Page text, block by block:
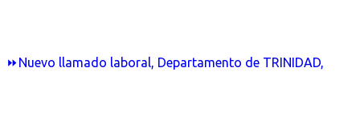
⏩Nuevo llamado laboral, Departamento de TRINIDAD,